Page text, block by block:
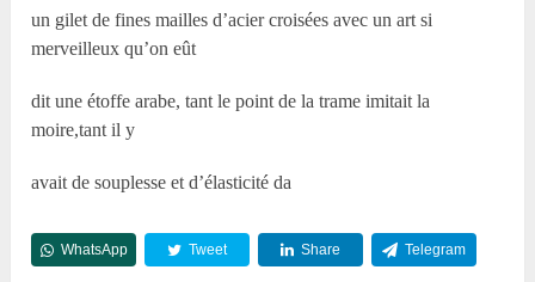
un gilet de fines mailles d’acier croisées avec un art si
merveilleux qu’on eût
dit une étoffe arabe, tant le point de la trame imitait la
moire,tant il y
avait de souplesse et d’élasticité da
WhatsApp Tweet Share Telegram